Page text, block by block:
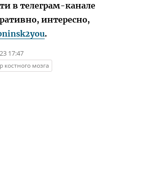
в телеграм-канале
интересно,
.
17:47
костного мозга